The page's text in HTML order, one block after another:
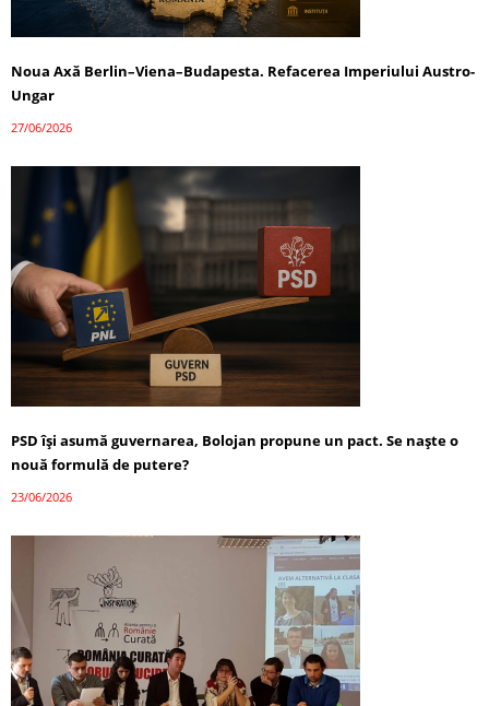
Noua Axă Berlin–Viena–Budapesta. Refacerea Imperiului Austro-
Ungar
27/06/2026
PSD își asumă guvernarea, Bolojan propune un pact. Se naște o
nouă formulă de putere?
23/06/2026